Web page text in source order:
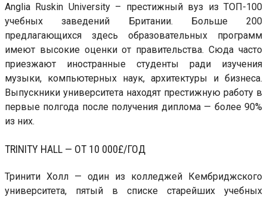
Anglia Ruskin University – престижный вуз из ТОП-100
учебных заведений Британии. Больше 200
предлагающихся здесь образовательных программ
имеют высокие оценки от правительства. Сюда часто
приезжают иностранные студенты ради изучения
музыки, компьютерных наук, архитектуры и бизнеса.
Выпускники университета находят престижную работу в
первые полгода после получения диплома — более 90%
из них.
TRINITY HALL — ОТ 10 000£/ГОД
Тринити Холл — один из колледжей Кембриджского
университета, пятый в списке старейших учебных